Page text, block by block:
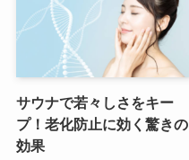
サウナで若々しさをキー
プ！老化防止に効く驚きの
効果